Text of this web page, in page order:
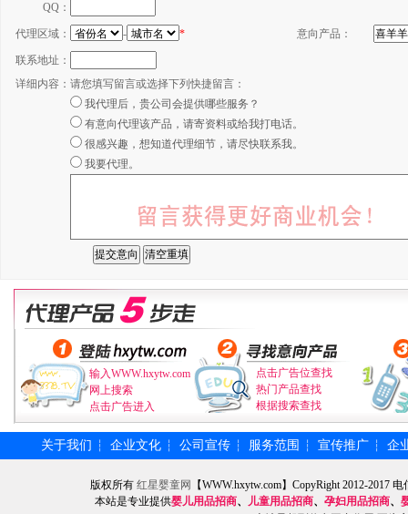
QQ：
代理区域： - * 意向产品：
联系地址：
详细内容： 请您填写留言或选择下列快捷留言：
我代理后，贵公司会提供哪些服务？
有意向代理该产品，请寄资料或给我打电话。
很感兴趣，想知道代理细节，请尽快联系我。
我要代理。
输入WWW.hxytw.com
网上搜索
点击广告进入
点击广告位查找
热门产品查找
根据搜索查找
关于我们 ┆ 企业文化 ┆ 公司宣传 ┆ 服务范围 ┆ 宣传推广 ┆ 企
版权所有 红星婴童网
【WWW.hxytw.com】CopyRight 2012-2017
本站是专业提供婴儿用品招商、 儿童用品招商、 孕妇用品招商、